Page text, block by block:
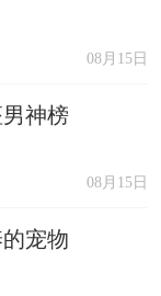
08月15日
神榜
08月15日
宠物